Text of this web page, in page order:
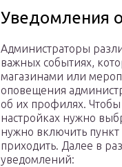
Уведомления
Администраторы
важных событиях,
магазинами или
оповещения
об их профилях.
настройках нужно
нужно включить
приходить. Далее в
уведомлений: